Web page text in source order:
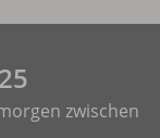
zwischen